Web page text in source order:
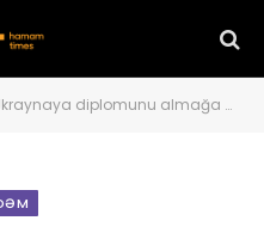
diplomunu almağa gedən azərbaycanlı Rusiyanın zərbələri nəticəsində ölüb